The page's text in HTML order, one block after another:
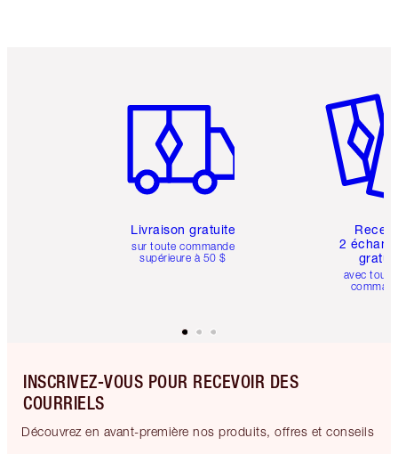
Livraison gratuite
sur toute commande
supérieure à 50 $
2
avec
INSCRIVEZ-VOUS POUR RECEVOIR DES
COURRIELS
Découvrez en avant-première nos produits, offres et conseils